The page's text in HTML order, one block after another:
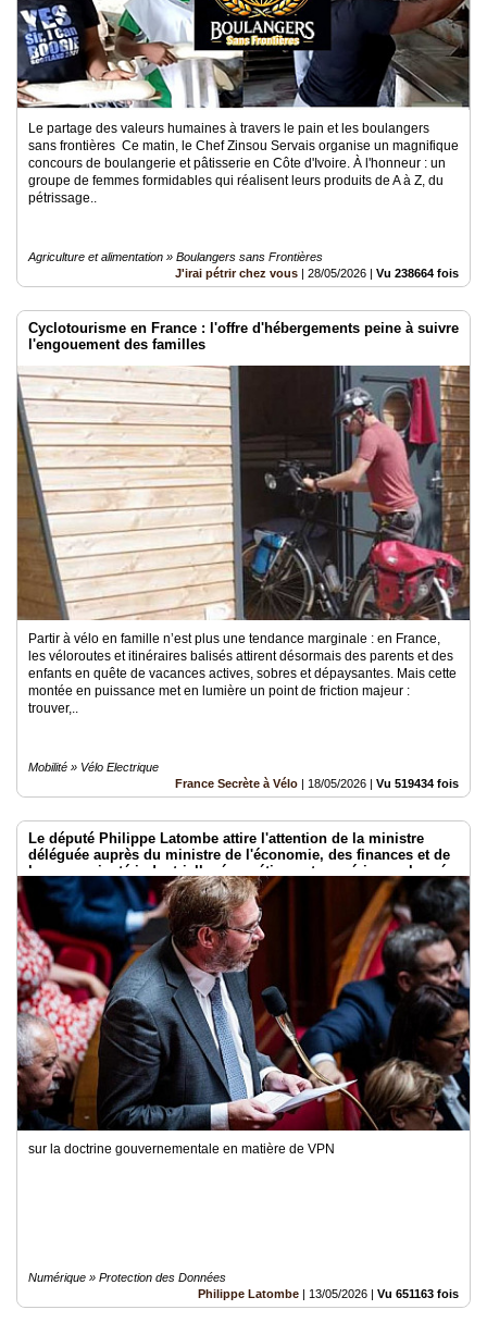
Le partage des valeurs humaines à travers le pain et les boulangers
sans frontières Ce matin, le Chef Zinsou Servais organise un magnifique
concours de boulangerie et pâtisserie en Côte d'Ivoire. À l'honneur : un
groupe de femmes formidables qui réalisent leurs produits de A à Z, du
pétrissage..
Agriculture et alimentation » Boulangers sans Frontières
J'irai pétrir chez vous | 28/05/2026 | Vu 238664 fois
Cyclotourisme en France : l'offre d'hébergements peine à suivre
l'engouement des familles
Partir à vélo en famille n’est plus une tendance marginale : en France,
les véloroutes et itinéraires balisés attirent désormais des parents et des
enfants en quête de vacances actives, sobres et dépaysantes. Mais cette
montée en puissance met en lumière un point de friction majeur :
trouver,..
Mobilité » Vélo Electrique
France Secrète à Vélo | 18/05/2026 | Vu 519434 fois
Le député Philippe Latombe attire l'attention de la ministre
déléguée auprès du ministre de l'économie, des finances et de
la souveraineté industrielle, énergétique et numérique, chargée
de l'intelligence artificielle et du numérique
sur la doctrine gouvernementale en matière de VPN
Numérique » Protection des Données
Philippe Latombe | 13/05/2026 | Vu 651163 fois